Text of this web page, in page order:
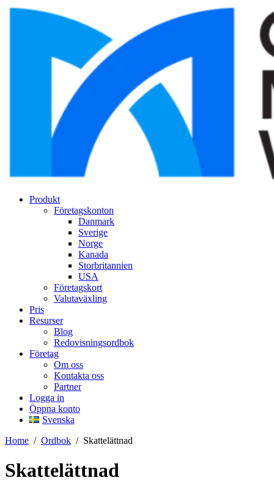
Produkt
Företagskonton
Danmark
Sverige
Norge
Kanada
Storbritannien
USA
Företagskort
Valutaväxling
Pris
Resurser
Blog
Redovisningsordbok
Företag
Om oss
Kontakta oss
Partner
Logga in
Öppna konto
Svenska
Home / Ordbok / Skattelättnad
Skattelättnad